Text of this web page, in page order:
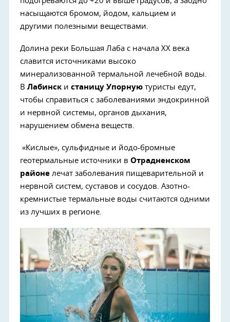
насыщаются бромом, йодом, кальцием и
другими полезными веществами.
Долина реки Большая Лаба с начала ХХ века
славится источниками высоко
минерализованной термальной лечебной воды.
В Лабинск и станицу Упорную туристы едут,
чтобы справиться с заболеваниями эндокринной
и нервной системы, органов дыхания,
нарушением обмена веществ.
«Кислые», сульфидные и йодо-бромные
геотермальные источники в Отрадненском
районе лечат заболевания пищеварительной и
нервной систем, суставов и сосудов. Азотно-
кремнистые термальные воды считаются одними
из лучших в регионе.